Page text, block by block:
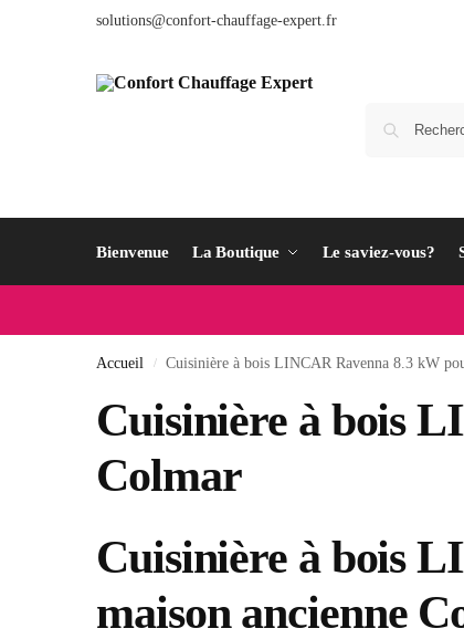
solutions@confort-chauffage-expert.fr
Bienvenue La Boutique Le saviez-vous?
Accueil / Cuisinière à bois LINCAR Ravenna 8.3 kW
Cuisinière à bois
Colmar
Cuisinière à bois
maison ancienne